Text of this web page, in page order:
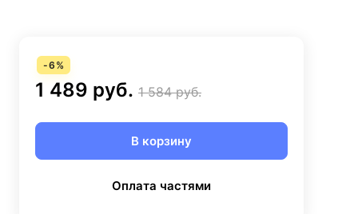
-6 %
1 489 руб. 1 584 руб.
В корзину
Оплата частями